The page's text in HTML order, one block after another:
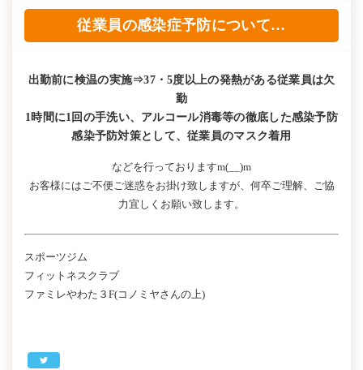
従業員の感染症予防について…
出勤前に検温の実施⇒37・5度以上の発熱がある従業員は欠
勤
1時間に1回の手洗い、アルコール消毒等の徹底した感染予防
感染予防対策として、従業員のマスク着用
などを行っておりますm(__)m
お客様にはご不便ご迷惑をお掛け致しますが、何卒ご理解、ご協
力宜しくお願い致します。
スポーツジム
フィットネスクラブ
ファミレやわた３F(コノミヤさんの上)